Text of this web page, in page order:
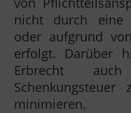
nicht durch eine
oder aufgrund
erfolgt. Darüber
Erbrecht
minimieren.